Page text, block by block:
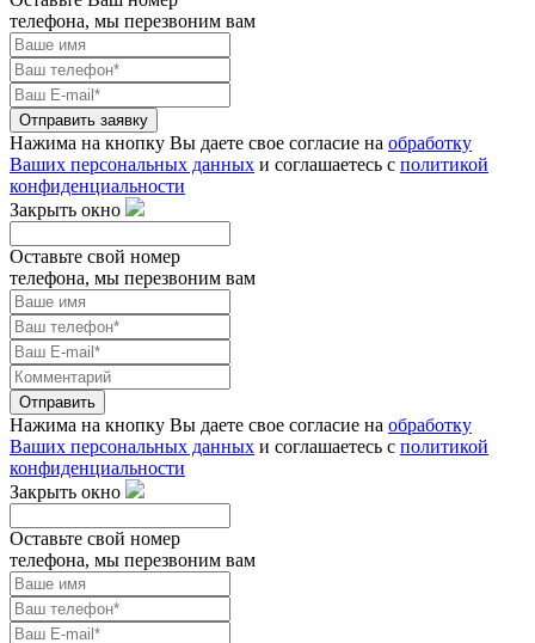
телефона, мы перезвоним вам
Отправить заявку
Нажима на кнопку Вы даете свое согласие на обработку
Ваших персональных данных и соглашаетесь с политикой
конфиденциальности
Закрыть окно
Оставьте свой номер
телефона, мы перезвоним вам
Отправить
Нажима на кнопку Вы даете свое согласие на обработку
Ваших персональных данных и соглашаетесь с политикой
конфиденциальности
Закрыть окно
Оставьте свой номер
телефона, мы перезвоним вам